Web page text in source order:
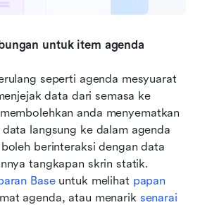
untuk item agenda
seperti agenda mesyuarat
data dari semasa ke
anda menyematkan
langsung ke dalam agenda
berinteraksi dengan data
tangkapan skrin statik.
Base untuk melihat papan
agenda, atau menarik senarai